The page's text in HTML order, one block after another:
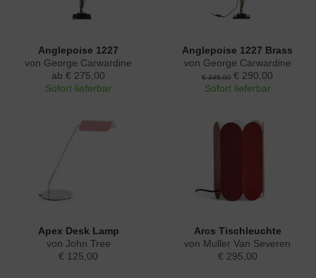
Anglepoise 1227
von George Carwardine
ab € 275,00
Sofort lieferbar
Anglepoise 1227 Brass
von George Carwardine
€ 345,00 € 290,00
Sofort lieferbar
Apex Desk Lamp
von John Tree
€ 125,00
Arcs Tischleuchte
von Muller Van Severen
€ 295,00